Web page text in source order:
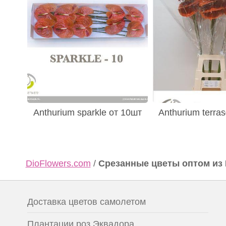
Anthurium sparkle от 10шт Anthurium
DioFlowers.com / Срезанные цветы оптом из
Доставка цветов самолетом
Плантации роз Эквадора